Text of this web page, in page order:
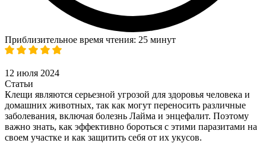
Приблизительное время чтения: 25 минут
12 июля 2024
Статьи
Клещи являются серьезной угрозой для здоровья человека и
домашних животных, так как могут переносить различные
заболевания, включая болезнь Лайма и энцефалит. Поэтому
важно знать, как эффективно бороться с этими паразитами на
своем участке и как защитить себя от их укусов.